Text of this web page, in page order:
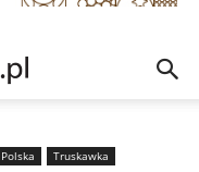
Polska Truskawka